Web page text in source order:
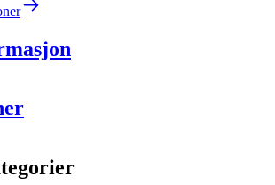
WOB-TS3